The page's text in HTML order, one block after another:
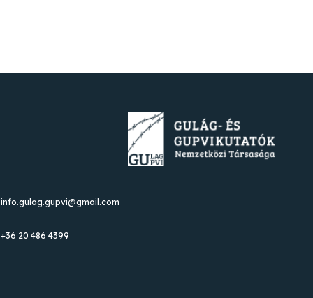
info.gulag.gupvi@gmail.com
+36 20 486 4399